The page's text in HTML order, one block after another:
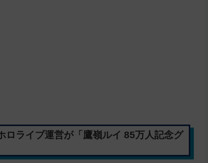
ロライブ運営が「鷹嶺ルイ 85万人記念グ